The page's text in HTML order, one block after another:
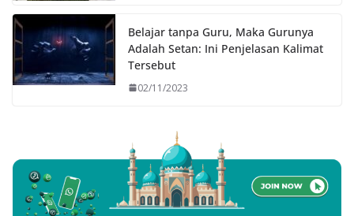
Belajar tanpa Guru, Maka Gurunya
Adalah Setan: Ini Penjelasan Kalimat
Tersebut
02/11/2023